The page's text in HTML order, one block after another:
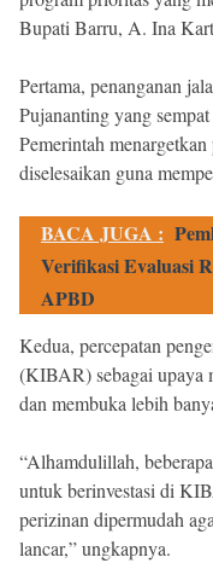
Bupati Barru, A. Ina
Pertama, penanganan
Pujananting yang
Pemerintah
diselesaikan guna
BACA JUGA :
Verifikasi Evaluasi
APBD
Kedua, percepatan
(KIBAR) sebagai upaya
dan membuka lebih
“Alhamdulillah,
untuk berinvestasi di
perizinan dipermudah
lancar,” ungkapnya.